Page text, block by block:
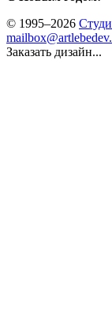
© 1995–2026
Заказать дизайн...